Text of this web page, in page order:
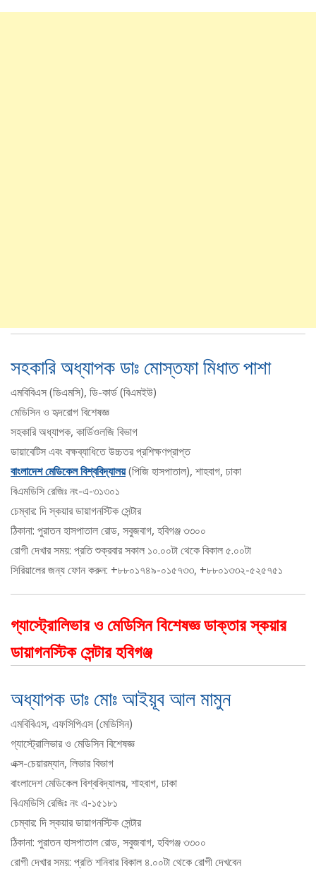
সহকারি অধ্যাপক ডাঃ মোস্তফা মিধাত পাশা
এমবিবিএস (ডিএমসি), ডি-কার্ড (বিএমইউ)
মেডিসিন ও হৃদরোগ বিশেষজ্ঞ
সহকারি অধ্যাপক, কার্ডিওলজি বিভাগ
ডায়াবেটিস এবং বক্ষব্যাধিতে উচ্চতর প্রশিক্ষণপ্রাপ্ত
বাংলাদেশ মেডিকেল বিশ্ববিদ্যালয়(পিজি হাসপাতাল), শাহবাগ, ঢাকা
বিএমডিসি রেজিঃ নং-এ-৩১৩০১
চেম্বার: দি স্কয়ার ডায়াগনস্টিক সেন্টার
ঠিকানা: পুরাতন হাসপাতাল রোড, সবুজবাগ, হবিগঞ্জ ৩৩০০
রোগী দেখার সময়: প্রতি শুক্রবার সকাল ১০.০০টা থেকে বিকাল ৫.০০টা
সিরিয়ালের জন্য ফোন করুন: +৮৮০১৭৪৯-০১৫৭৩৩, +৮৮০১৩৩২-৫২৫৭৫১
গ্যাস্ট্রোলিভার ও মেডিসিন বিশেষজ্ঞ ডাক্তার স্কয়ার
ডায়াগনস্টিক সেন্টার হবিগঞ্জ
অধ্যাপক ডাঃ মোঃ আইয়ূব আল মামুন
এমবিবিএস, এফসিপিএস (মেডিসিন)
গ্যাস্ট্রোলিভার ও মেডিসিন বিশেষজ্ঞ
এক্স-চেয়ারম্যান, লিভার বিভাগ
বাংলাদেশ মেডিকেল বিশ্ববিদ্যালয়, শাহবাগ, ঢাকা
বিএমডিসি রেজিঃ নং এ-১৫১৮১
চেম্বার: দি স্কয়ার ডায়াগনস্টিক সেন্টার
ঠিকানা: পুরাতন হাসপাতাল রোড, সবুজবাগ, হবিগঞ্জ ৩৩০০
রোগী দেখার সময়: প্রতি শনিবার বিকাল ৪.০০টা থেকে রোগী দেখবেন